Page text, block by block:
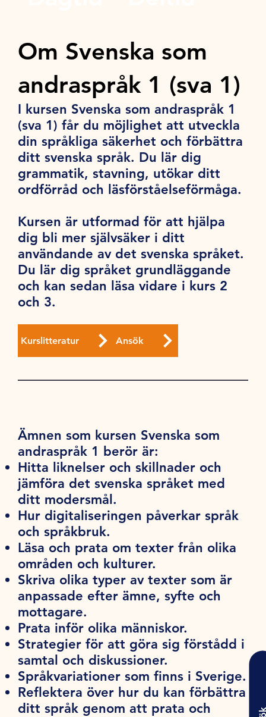
Om Svenska som
andraspråk 1 (sva 1)
I kursen Svenska som andraspråk 1
(sva 1) får du möjlighet att utveckla
din språkliga säkerhet och förbättra
ditt svenska språk. Du lär dig
grammatik, stavning, utökar ditt
ordförråd och läsförståelseförmåga.
Kursen är utformad för att hjälpa
dig bli mer självsäker i ditt
användande av det svenska språket.
Du lär dig språket grundläggande
och kan sedan läsa vidare i kurs 2
och 3.
Kurslitteratur Ansök
Ämnen som kursen Svenska som
andraspråk 1 berör är:
Hitta liknelser och skillnader och
jämföra det svenska språket med
ditt modersmål.
Hur digitaliseringen påverkar språk
och språkbruk.
Läsa och prata om texter från olika
områden och kulturer.
Skriva olika typer av texter som är
anpassade efter ämne, syfte och
mottagare.
Prata inför olika människor.
Strategier för att göra sig förstådd i
samtal och diskussioner.
Språkvariationer som finns i Sverige.
Reflektera över hur du kan förbättra
ditt språk genom att prata och